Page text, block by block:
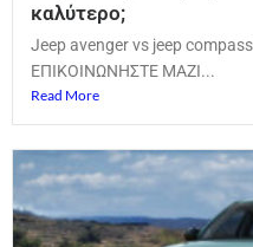
καλύτερο;
Jeep avenger vs jeep
ΕΠΙΚΟΙΝΩΝΗΣΤΕ ΜΑΖΙ...
Read More